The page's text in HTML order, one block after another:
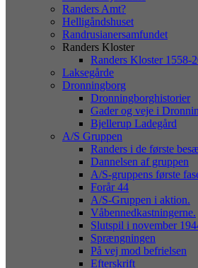
Randers Amt?
Helligåndshuset
Randrusianersamfundet
Randers Kloster
Randers Kloster 1558-
Laksegårde
Dronningborg
Dronningborghistorier
Gader og veje i
Bjellerup Ladegård
A/S Gruppen
Randers i de første
Dannelsen af gruppen
A/S-gruppens første
Forår 44
A/S-Gruppen i aktion.
Våbennedkastningerne.
Slutspil i november
Sprængningen
På vej mod befrielsen
Efterskrift